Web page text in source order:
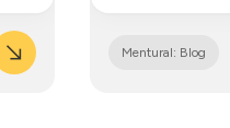
Mentural: Blog